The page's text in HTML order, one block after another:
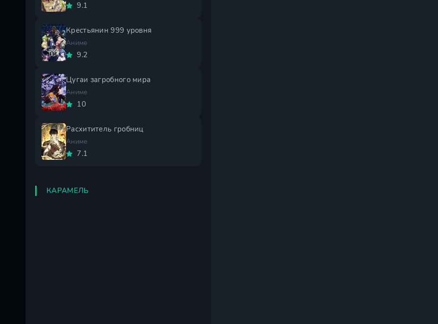
9.1
Крестьянин 999 уровня
Аниме
9.2
Цугаи загробного мира
Аниме
10
Расхититель гробниц
Аниме
7.1
КАРАМЕЛЬ